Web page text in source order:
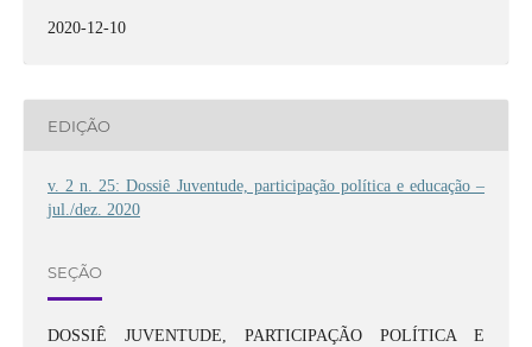
2020-12-10
EDIÇÃO
v. 2 n. 25: Dossiê Juventude, participação política e educação –
jul./dez. 2020
SEÇÃO
DOSSIÊ JUVENTUDE, PARTICIPAÇÃO POLÍTICA E